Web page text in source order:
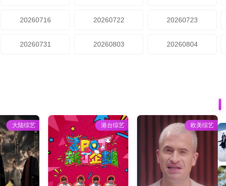
20260716 20260722 20260723
20260731 20260803 20260804
大陆综艺 港台综艺 欧美综艺